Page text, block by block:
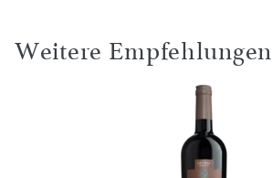
Weitere Empfehlungen